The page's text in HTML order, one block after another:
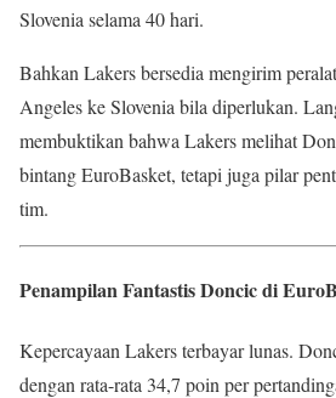
Slovenia selama 40 hari.
Bahkan Lakers bersedia mengirim
Angeles ke Slovenia bila diperlukan.
membuktikan bahwa Lakers melihat
bintang EuroBasket, tetapi juga pilar
tim.
Penampilan Fantastis Doncic di
Kepercayaan Lakers terbayar lunas.
dengan rata-rata 34,7 poin per